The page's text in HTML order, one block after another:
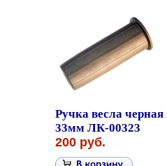
Ручка весла черная
33мм ЛК-00323
200 руб.